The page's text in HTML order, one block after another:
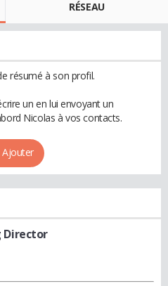
RÉSEAU
résumé à son profil.
un en lui envoyant un
Nicolas à vos contacts.
Ajouter
Director